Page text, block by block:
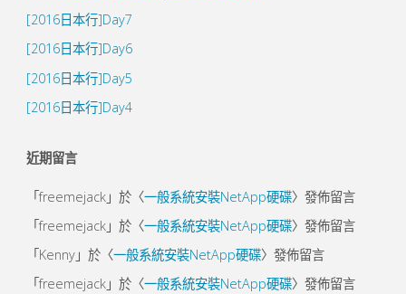
[2016日本行]Day7
[2016日本行]Day6
[2016日本行]Day5
[2016日本行]Day4
近期留言
「freemejack」於〈一般系統安裝NetApp硬碟〉發佈留言
「freemejack」於〈一般系統安裝NetApp硬碟〉發佈留言
「 Kenny」於〈一般系統安裝NetApp硬碟〉發佈留言
「freemejack」於〈一般系統安裝NetApp硬碟〉發佈留言